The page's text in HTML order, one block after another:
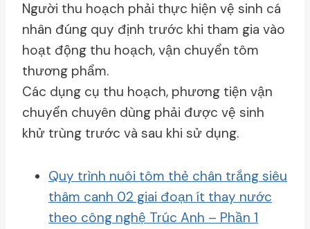
Người thu hoạch phải thực hiện vệ sinh cá
nhân đúng quy định trước khi tham gia vào
hoạt động thu hoạch, vận chuyển tôm
thương phẩm.
Các dụng cụ thu hoạch, phương tiện vận
chuyển chuyên dùng phải được vệ sinh
khử trùng trước và sau khi sử dụng.
Quy trình nuôi tôm thẻ chân trắng siêu
thâm canh 02 giai đoạn ít thay nước
theo công nghệ Trúc Anh – Phần 1